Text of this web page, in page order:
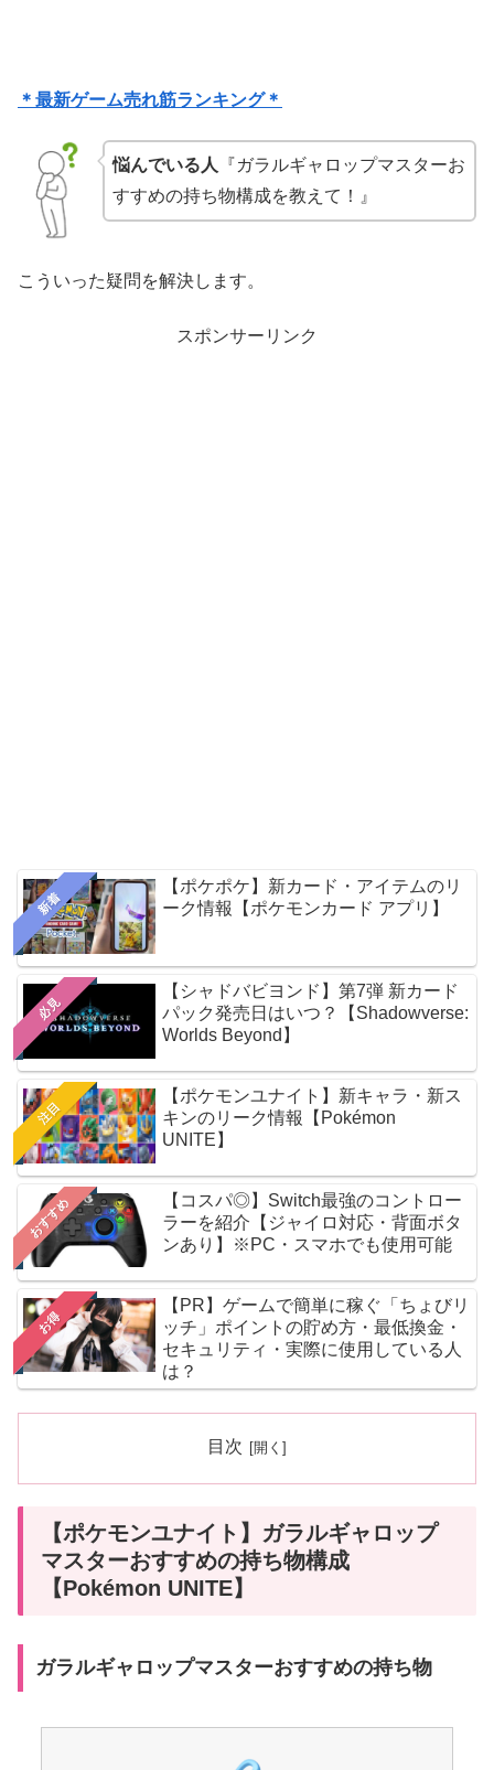
＊最新ゲーム売れ筋ランキング＊
悩んでいる人 『ガラルギャロップマスターお
すすめの持ち物構成を教えて！』
こういった疑問を解決します。
スポンサーリンク
新着
【ポケポケ】新カード・アイテムのリ
ーク情報【ポケモンカード アプリ】
必見
【シャドバビヨンド】第7弾 新カード
パック発売日はいつ？【Shadowverse:
Worlds Beyond】
注目
【ポケモンユナイト】新キャラ・新ス
キンのリーク情報【Pokémon
UNITE】
おすすめ
【コスパ◎】Switch最強のコントロー
ラーを紹介【ジャイロ対応・背面ボタ
ンあり】※PC・スマホでも使用可能
お得
【PR】ゲームで簡単に稼ぐ「ちょびリ
ッチ」ポイントの貯め方・最低換金・
セキュリティ・実際に使用している人
は？
目次
【ポケモンユナイト】ガラルギャロップ
マスターおすすめの持ち物構成
【Pokémon UNITE】
ガラルギャロップマスターおすすめの持ち物